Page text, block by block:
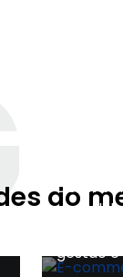
do
gestão e